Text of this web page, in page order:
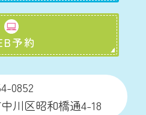
予約
0852
川区昭和橋通4-18